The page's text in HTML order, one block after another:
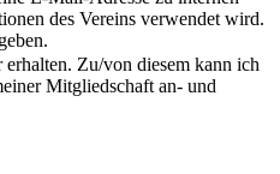
des Vereins verwendet wird.
Zu/von diesem kann ich
Mitgliedschaft an- und